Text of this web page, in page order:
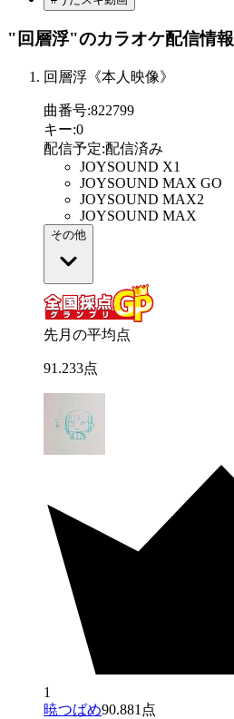
"回層浮"のカラオケ配信情報
回層浮《本人映像》
曲番号:822799
キー:0
配信予定:配信済み
JOYSOUND X1
JOYSOUND MAX GO
JOYSOUND MAX2
JOYSOUND MAX
その他
先月の平均点
91 .233点
1
暁つばめ90.881点